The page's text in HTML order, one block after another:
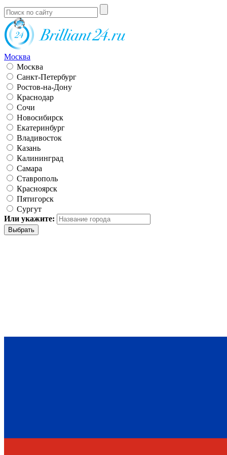
Москва
Москва
Санкт-Петербург
Ростов-на-Дону
Краснодар
Сочи
Новосибирск
Екатеринбург
Владивосток
Казань
Калининград
Самара
Ставрополь
Красноярск
Пятигорск
Сургут
Или укажите: